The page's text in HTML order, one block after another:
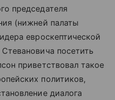
председателя
(нижней палаты
евроскептической
посетить
приветствовал такое
политиков,
диалога